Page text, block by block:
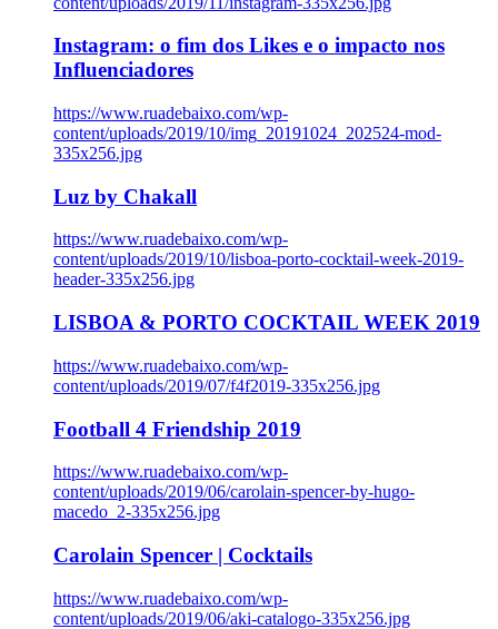
Instagram: o fim dos Likes e o impacto nos
Influenciadores
https://www.ruadebaixo.com/wp-
content/uploads/2019/10/img_20191024_202524-mod-
335x256.jpg
Luz by Chakall
https://www.ruadebaixo.com/wp-
content/uploads/2019/10/lisboa-porto-cocktail-week-2019-
header-335x256.jpg
LISBOA & PORTO COCKTAIL WEEK 2019
https://www.ruadebaixo.com/wp-
content/uploads/2019/07/f4f2019-335x256.jpg
Football 4 Friendship 2019
https://www.ruadebaixo.com/wp-
content/uploads/2019/06/carolain-spencer-by-hugo-
macedo_2-335x256.jpg
Carolain Spencer | Cocktails
https://www.ruadebaixo.com/wp-
content/uploads/2019/06/aki-catalogo-335x256.jpg